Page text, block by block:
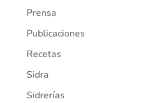
Prensa
Publicaciones
Recetas
Sidra
Sidrerías